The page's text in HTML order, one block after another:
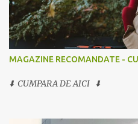
MAGAZINE RECOMANDATE -
⬇️ CUMPARA DE AICI ⬇️